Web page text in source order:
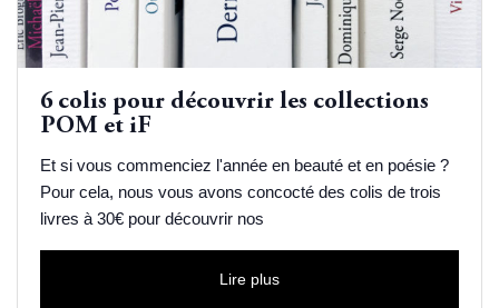
6 colis pour découvrir les collections
POM et iF
Et si vous commenciez l'année en beauté et en poésie ?
Pour cela, nous vous avons concocté des colis de trois
livres à 30€ pour découvrir nos
Lire plus